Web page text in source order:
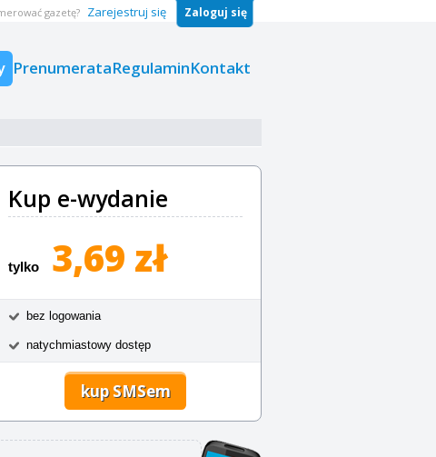
PrenumerataRegulaminKontakt
gazetę? Zarejestruj się Zaloguj się
Kup e-wydanie
tylko 3,69 zł
bez logowania
natychmiastowy dostęp
kup SMSem